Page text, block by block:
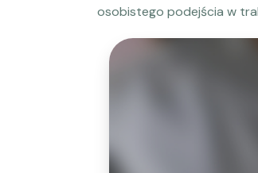
osobistego podejścia w